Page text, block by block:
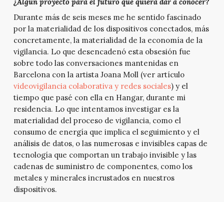
Durante más de seis meses me he sentido fascinado
por la materialidad de los dispositivos conectados, más
concretamente, la materialidad de la economía de la
vigilancia. Lo que desencadenó esta obsesión fue
sobre todo las conversaciones mantenidas en
Barcelona con la artista Joana Moll (ver artículo
videovigilancia colaborativa y redes sociales) y el
tiempo que pasé con ella en Hangar, durante mi
residencia. Lo que intentamos investigar es la
materialidad del proceso de vigilancia, como el
consumo de energía que implica el seguimiento y el
análisis de datos, o las numerosas e invisibles capas de
tecnología que comportan un trabajo invisible y las
cadenas de suministro de componentes, como los
metales y minerales incrustados en nuestros
dispositivos.